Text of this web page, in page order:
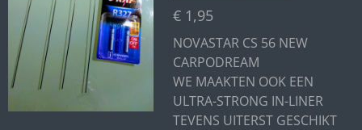
€ 1,95
NOVASTAR CS 56 NEW
CARPODREAM
WE MAAKTEN OOK EEN
ULTRA-STRONG IN-LINER
TEVENS UITERST GESCHIKT